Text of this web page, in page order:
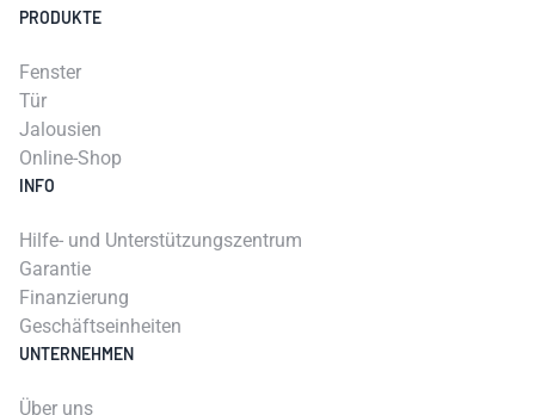
PRODUKTE
Fenster
Tür
Jalousien
Online-Shop
INFO
Hilfe- und Unterstützungszentrum
Garantie
Finanzierung
Geschäftseinheiten
UNTERNEHMEN
Über uns